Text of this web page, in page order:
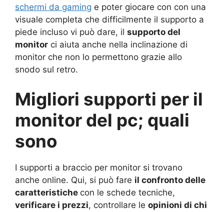
schermi da gaming e poter giocare con con una
visuale completa che difficilmente il supporto a
piede incluso vi può dare, il supporto del
monitor ci aiuta anche nella inclinazione di
monitor che non lo permettono grazie allo
snodo sul retro.
Migliori supporti per il
monitor del pc; quali
sono
I supporti a braccio per monitor si trovano
anche online. Qui, si può fare il confronto delle
caratteristiche con le schede tecniche,
verificare i prezzi, controllare le opinioni di chi